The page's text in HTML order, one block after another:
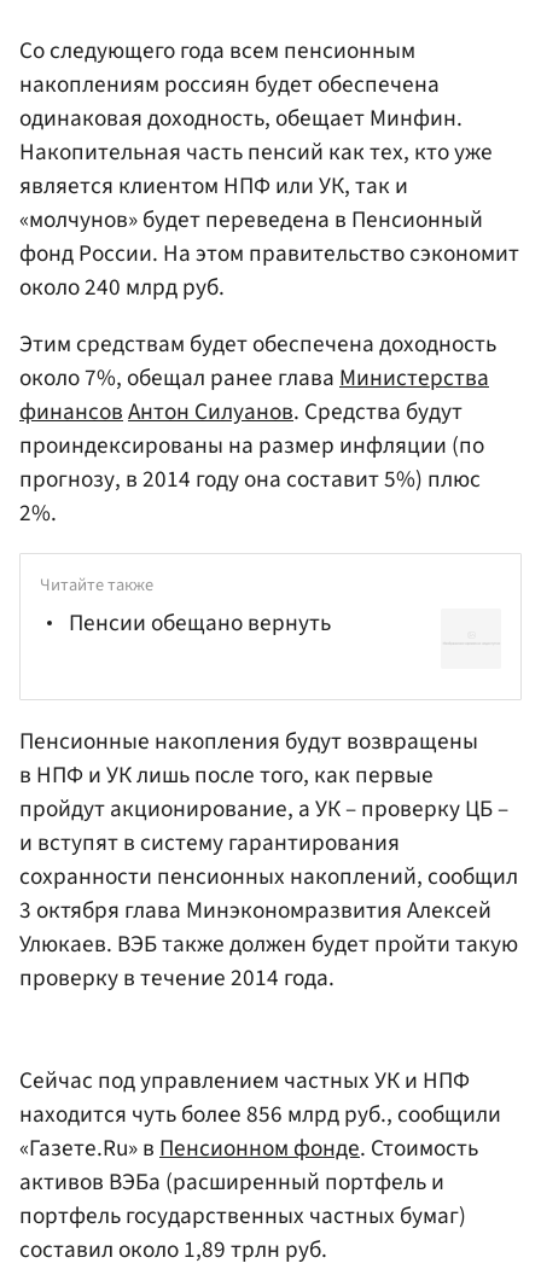
Со следующего года всем пенсионным
накоплениям россиян будет обеспечена
одинаковая доходность, обещает Минфин.
Накопительная часть пенсий как тех, кто уже
является клиентом НПФ или УК, так и
«молчунов» будет переведена в Пенсионный
фонд России. На этом правительство сэкономит
около 240 млрд руб.
Этим средствам будет обеспечена доходность
около 7%, обещал ранее главаМинистерства
финансовАнтон Силуанов. Средства будут
проиндексированы на размер инфляции (по
прогнозу, в 2014 году она составит 5%) плюс
2%.
Читайте также
Пенсии обещано вернуть
Пенсионные накопления будут возвращены
в НПФ и УК лишь после того, как первые
пройдут акционирование, а УК – проверку ЦБ –
и вступят в систему гарантирования
сохранности пенсионных накоплений, сообщил
3 октября глава МинэкономразвитияАлексей
Улюкаев. ВЭБ также должен будет пройти такую
проверку в течение 2014 года.
Сейчас под управлением частных УК и НПФ
находится чуть более 856 млрд руб., сообщили
«Газете.Ru» вПенсионном фонде. Стоимость
активов ВЭБа (расширенный портфель и
портфель государственных частных бумаг)
составил около 1,89 трлн руб.